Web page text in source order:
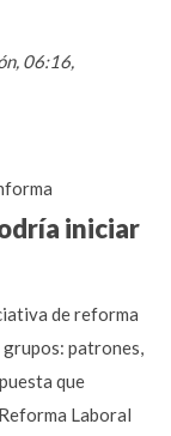
06:16,
iniciar
de reforma
patrones,
que
Laboral